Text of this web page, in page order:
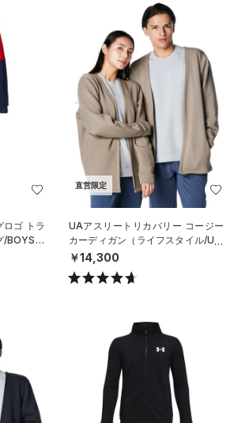
ゴ トラ
/BOYS）
直営限定
UAアスリートリカバリー コージー
カーディガン（ライフスタイル/UNI
SEX）
￥14,300